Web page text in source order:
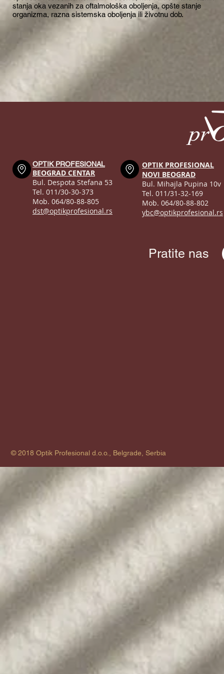
stanja oka vezanih za oftalmološka oboljenja, opšte stanje
organizma, razna sistemska oboljenja ili životnu dob.
OPTIK PROFESIONAL
BEOGRAD CENTAR
Bul. Despota Stefana 53
Tel. 011/30-30-373
Mob. 064/80-88-805
dst@optikprofesional.rs
OPTIK PROFESIONAL
NOVI BEOGRAD
Bul. Mihajla Pupina 10v
Tel. 011/31-32-169
Mob. 064/80-88-802
ybc@optikprofesional.rs
Pratite nas
© 2018 Optik Profesional d.o.o., Belgrade, Serbia